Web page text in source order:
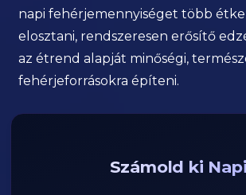
napi fehérjemennyiséget több
elosztani, rendszeresen erősítő
az étrend alapját minőségi,
fehérjeforrásokra építeni.
Számold ki Napi